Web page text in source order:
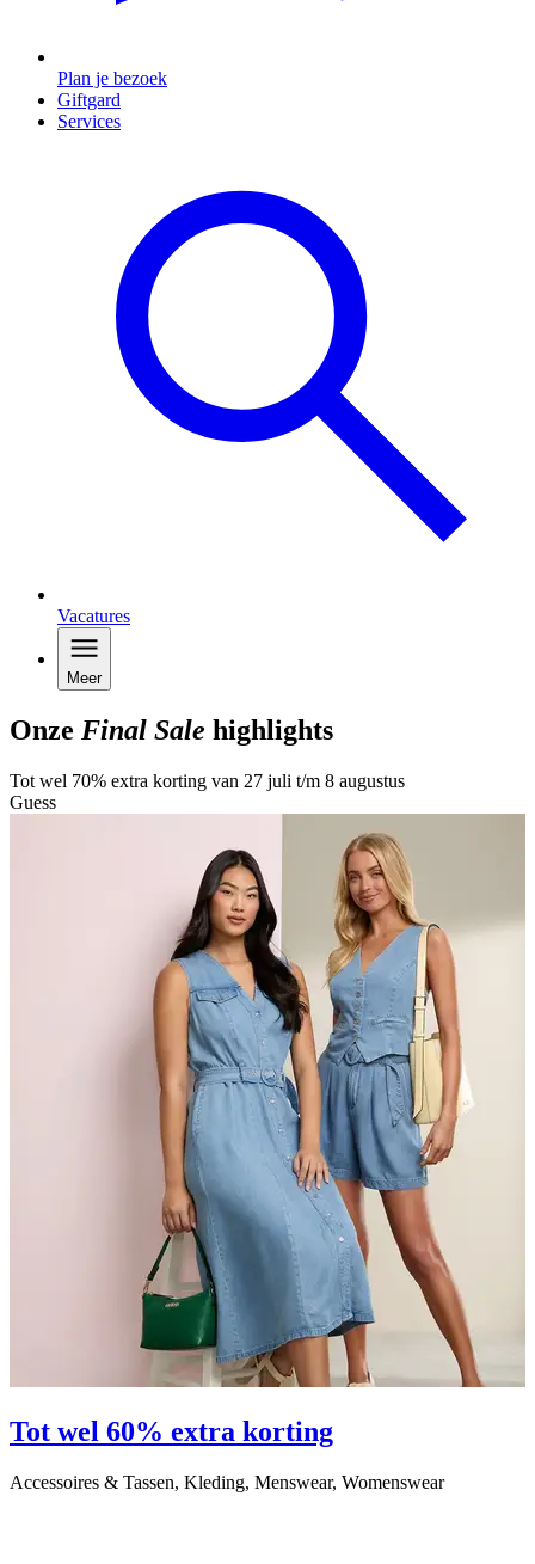
Plan je bezoek
Giftgard
Services
Vacatures
Meer
Onze Final Sale highlights
Tot wel 70% extra korting van 27 juli t/m 8 augustus
Guess
Tot wel 60% extra korting
Accessoires & Tassen, Kleding, Menswear, Womenswear